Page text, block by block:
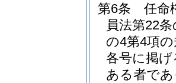
第6条
任命
員法第22
の4第4項
各号に掲
ある者で